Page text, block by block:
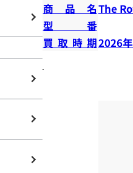
商品名The
型番
買取時期2026